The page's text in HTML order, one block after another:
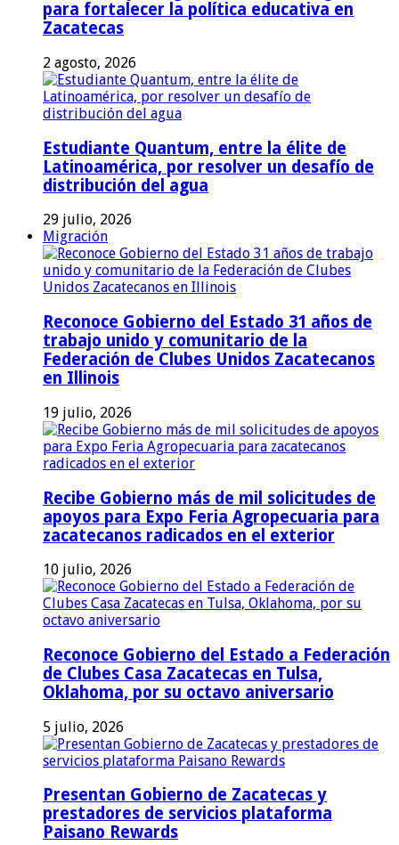
para fortalecer la política educativa en
Zacatecas
2 agosto, 2026
Estudiante Quantum, entre la élite de
Latinoamérica, por resolver un desafío de
distribución del agua
29 julio, 2026
Migración
Reconoce Gobierno del Estado 31 años de
trabajo unido y comunitario de la
Federación de Clubes Unidos Zacatecanos
en Illinois
19 julio, 2026
Recibe Gobierno más de mil solicitudes de
apoyos para Expo Feria Agropecuaria para
zacatecanos radicados en el exterior
10 julio, 2026
Reconoce Gobierno del Estado a Federación
de Clubes Casa Zacatecas en Tulsa,
Oklahoma, por su octavo aniversario
5 julio, 2026
Presentan Gobierno de Zacatecas y
prestadores de servicios plataforma
Paisano Rewards